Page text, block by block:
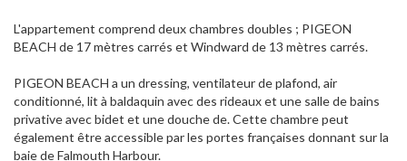
L'appartement comprend deux chambres doubles ; PIGEON
BEACH de 17 mètres carrés et Windward de 13 mètres carrés.
PIGEON BEACH a un dressing, ventilateur de plafond, air
conditionné, lit à baldaquin avec des rideaux et une salle de bains
privative avec bidet et une douche de. Cette chambre peut
également être accessible par les portes françaises donnant sur la
baie de Falmouth Harbour.